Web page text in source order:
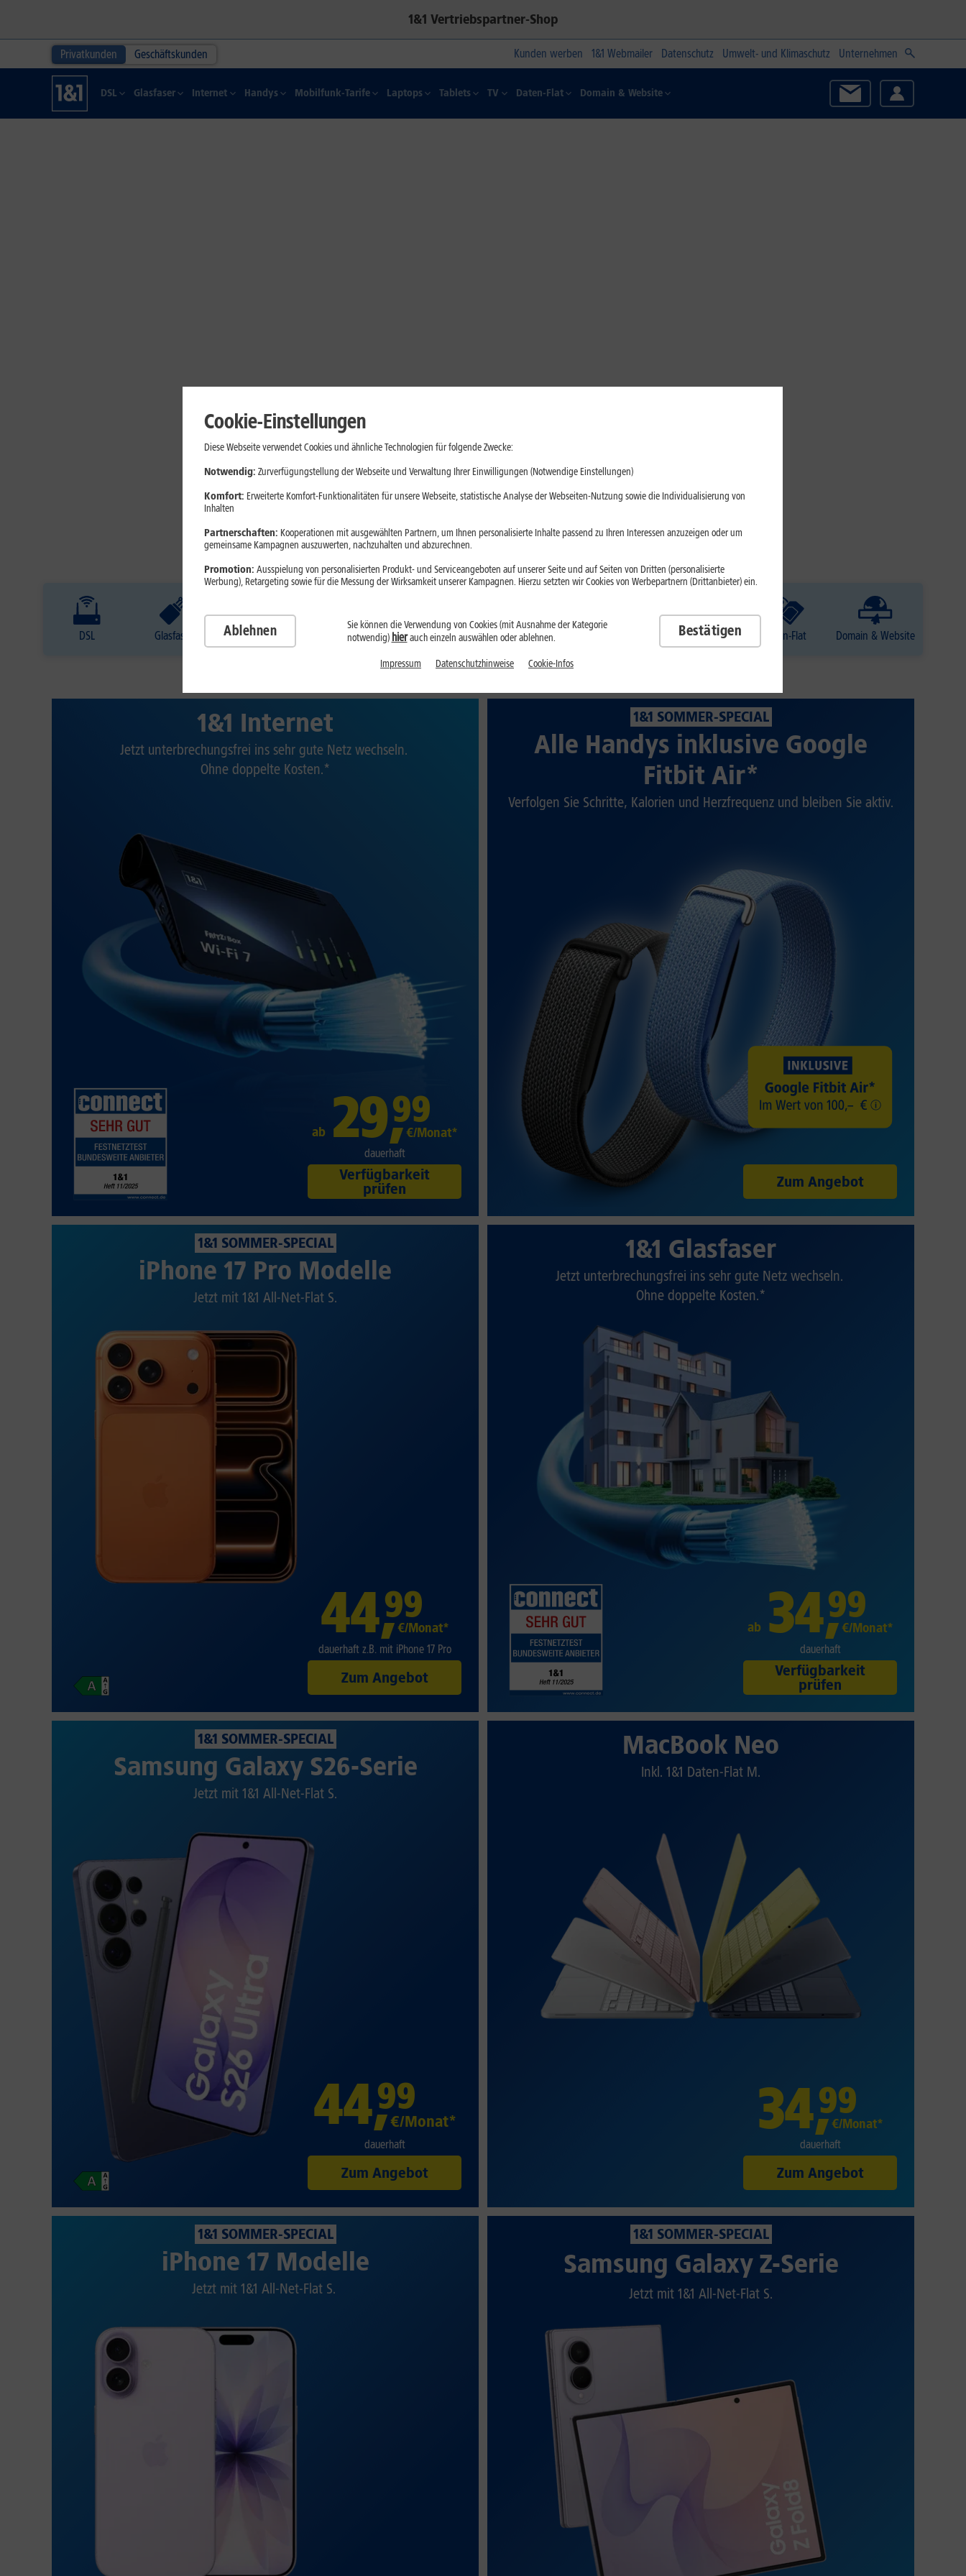
1&1 Vertriebspartner-Shop
Privatkunden Geschäftskunden Kunden werben 1&1 Webmailer Datenschutz Umwelt- und Klimaschutz Unternehmen
DSL Glasfaser Internet Handys Mobilfunk-Tarife Laptops Tablets TV Daten-Flat Domain & Website
DSL Glasfaser Internet Handys Mobilfunk-Tarife Laptops TV Daten-Flat Domain & Website
1&1 Internet
Jetzt unterbrechungsfrei ins sehr gute Netz wechseln.
Ohne doppelte Kosten.*
ab 29,99
€/Monat*
dauerhaft
Verfügbarkeit
prüfen
1&1 SOMMER-SPECIAL
Alle Handys inklusive Google
Fitbit Air*
Verfolgen Sie Schritte, Kalorien und Herzfrequenz und bleiben Sie aktiv.
Zum Angebot
1&1 SOMMER-SPECIAL
iPhone 17 Pro Modelle
Jetzt mit 1&1 All-Net-Flat S.
44,99
€/Monat*
dauerhaft z.B. mit iPhone 17 Pro
Zum Angebot
1&1 Glasfaser
Jetzt unterbrechungsfrei ins sehr gute Netz wechseln.
Ohne doppelte Kosten.*
ab 34,99
€/Monat*
dauerhaft
Verfügbarkeit
prüfen
1&1 SOMMER-SPECIAL
Samsung Galaxy S26-Serie
Jetzt mit 1&1 All-Net-Flat S.
44,99
€/Monat*
dauerhaft
Zum Angebot
MacBook Neo
Inkl. 1&1 Daten-Flat M.
34,99
€/Monat*
dauerhaft
Zum Angebot
1&1 SOMMER-SPECIAL
iPhone 17 Modelle
Jetzt mit 1&1 All-Net-Flat S.
1&1 SOMMER-SPECIAL
Samsung Galaxy Z-Serie
Jetzt mit 1&1 All-Net-Flat S.
Cookie-Einstellungen
Diese Webseite verwendet Cookies und ähnliche Technologien für folgende Zwecke:
Notwendig: Zurverfügungstellung der Webseite und Verwaltung Ihrer Einwilligungen (Notwendige Einstellungen)
Komfort: Erweiterte Komfort-Funktionalitäten für unsere Webseite, statistische Analyse der Webseiten-Nutzung sowie die Individualisierung von
Inhalten
Partnerschaften: Kooperationen mit ausgewählten Partnern, um Ihnen personalisierte Inhalte passend zu Ihren Interessen anzuzeigen oder um
gemeinsame Kampagnen auszuwerten, nachzuhalten und abzurechnen.
Promotion: Ausspielung von personalisierten Produkt- und Serviceangeboten auf unserer Seite und auf Seiten von Dritten (personalisierte
Werbung), Retargeting sowie für die Messung der Wirksamkeit unserer Kampagnen. Hierzu setzten wir Cookies von Werbepartnern (Drittanbieter) ein.
Ablehnen
Sie können die Verwendung von Cookies (mit Ausnahme der Kategorie
notwendig) hierauch einzeln auswählen oder ablehnen. Bestätigen
Impressum Datenschutzhinweise Cookie-Infos